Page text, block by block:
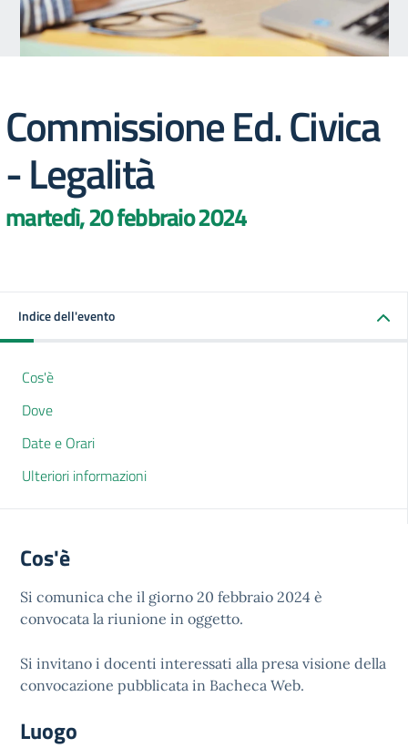
Commissione Ed. Civica
- Legalità
martedì, 20 febbraio 2024
Indice dell'evento
Cos'è
Dove
Date e Orari
Ulteriori informazioni
Cos'è
Si comunica che il giorno 20 febbraio 2024 è
convocata la riunione in oggetto.
Si invitano i docenti interessati alla presa visione della
convocazione pubblicata in Bacheca Web.
Luogo